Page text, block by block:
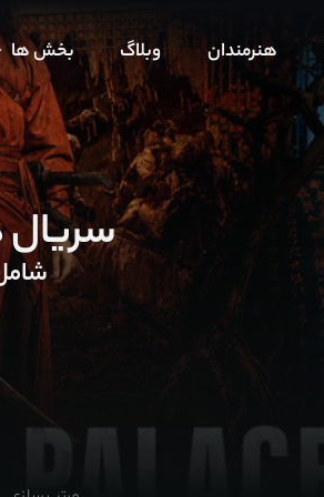
هنرمندان وبلاگ بخش ها
سریال
شامل 399